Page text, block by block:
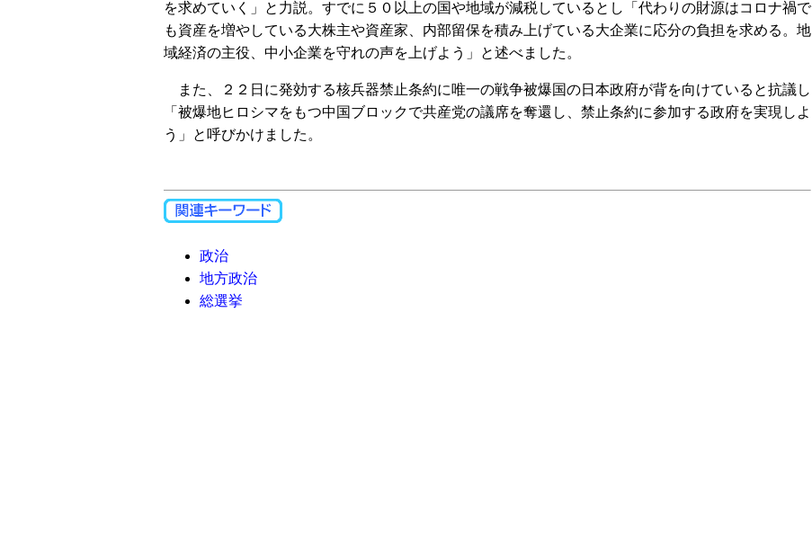
を求めていく」と力説。すでに５０以上の国や地域が減税しているとし「代わりの財源はコロナ禍で
も資産を増やしている大株主や資産家、内部留保を積み上げている大企業に応分の負担を求める。地
域経済の主役、中小企業を守れの声を上げよう」と述べました。
また、２２日に発効する核兵器禁止条約に唯一の戦争被爆国の日本政府が背を向けていると抗議し
「被爆地ヒロシマをもつ中国ブロックで共産党の議席を奪還し、禁止条約に参加する政府を実現しよ
う」と呼びかけました。
政治
地方政治
総選挙